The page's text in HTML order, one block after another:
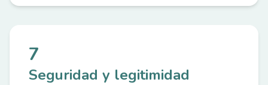
7
Seguridad y legitimidad